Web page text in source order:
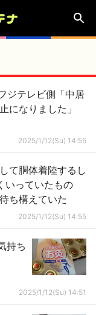
ジテレビ側「中居
になりました」
2025/1/12(Su) 14:55
て胴体着陸するし
いっていたもの
ち構えていた
2025/1/12(Su) 14:55
持ち
2025/1/12(Su) 14:51